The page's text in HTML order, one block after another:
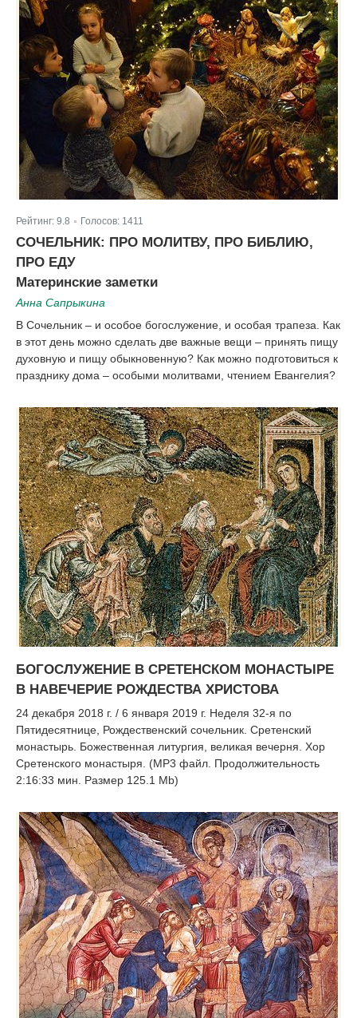
Рейтинг: 9.8 Голосов: 1411
СОЧЕЛЬНИК: ПРО МОЛИТВУ, ПРО БИБЛИЮ,
ПРО ЕДУ
Материнские заметки
Анна Сапрыкина
В Сочельник – и особое богослужение, и особая трапеза. Как
в этот день можно сделать две важные вещи – принять пищу
духовную и пищу обыкновенную? Как можно подготовиться к
празднику дома – особыми молитвами, чтением Евангелия?
БОГОСЛУЖЕНИЕ В СРЕТЕНСКОМ МОНАСТЫРЕ
В НАВЕЧЕРИЕ РОЖДЕСТВА ХРИСТОВА
24 декабря 2018 г. / 6 января 2019 г. Неделя 32-я по
Пятидесятнице, Рождественский сочельник. Сретенский
монастырь. Божественная литургия, великая вечерня. Хор
Сретенского монастыря. (MP3 файл. Продолжительность
2:16:33 мин. Размер 125.1 Mb)